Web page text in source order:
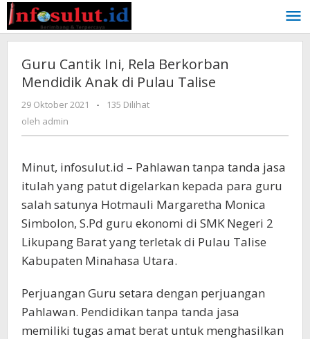
Lewati
ke
konten
Guru Cantik Ini, Rela Berkorban
Mendidik Anak di Pulau Talise
29 Oktober 2021
oleh
-
135 Dilihat
oleh admin
Minut, infosulut.id – Pahlawan tanpa tanda jasa
itulah yang patut digelarkan kepada para guru
salah satunya Hotmauli Margaretha Monica
Simbolon, S.Pd guru ekonomi di SMK Negeri 2
Likupang Barat yang terletak di Pulau Talise
Kabupaten Minahasa Utara.
Perjuangan Guru setara dengan perjuangan
Pahlawan. Pendidikan tanpa tanda jasa
memiliki tugas amat berat untuk menghasilkan